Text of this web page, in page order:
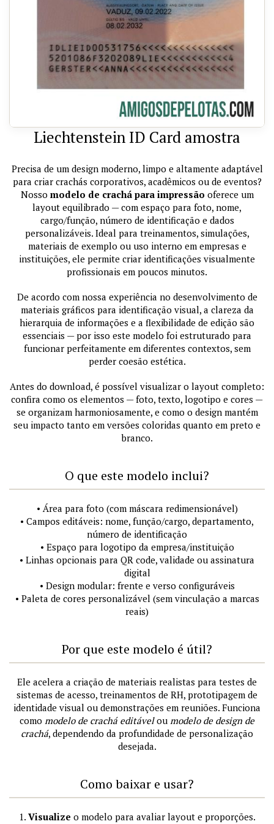
Liechtenstein ID Card amostra
Precisa de um design moderno, limpo e altamente adaptável
para criar crachás corporativos, acadêmicos ou de eventos?
Nosso modelo de crachá para impressão oferece um
layout equilibrado — com espaço para foto, nome,
cargo/função, número de identificação e dados
personalizáveis. Ideal para treinamentos, simulações,
materiais de exemplo ou uso interno em empresas e
instituições, ele permite criar identificações visualmente
profissionais em poucos minutos.
De acordo com nossa experiência no desenvolvimento de
materiais gráficos para identificação visual, a clareza da
hierarquia de informações e a flexibilidade de edição são
essenciais — por isso este modelo foi estruturado para
funcionar perfeitamente em diferentes contextos, sem
perder coesão estética.
Antes do download, é possível visualizar o layout completo:
confira como os elementos — foto, texto, logotipo e cores —
se organizam harmoniosamente, e como o design mantém
seu impacto tanto em versões coloridas quanto em preto e
branco.
O que este modelo inclui?
• Área para foto (com máscara redimensionável)
• Campos editáveis: nome, função/cargo, departamento,
número de identificação
• Espaço para logotipo da empresa/instituição
• Linhas opcionais para QR code, validade ou assinatura
digital
• Design modular: frente e verso configuráveis
• Paleta de cores personalizável (sem vinculação a marcas
reais)
Por que este modelo é útil?
Ele acelera a criação de materiais realistas para testes de
sistemas de acesso, treinamentos de RH, prototipagem de
identidade visual ou demonstrações em reuniões. Funciona
como modelo de crachá editávelou modelo de design de
crachá, dependendo da profundidade de personalização
desejada.
Como baixar e usar?
1. Visualize o modelo para avaliar layout e proporções.